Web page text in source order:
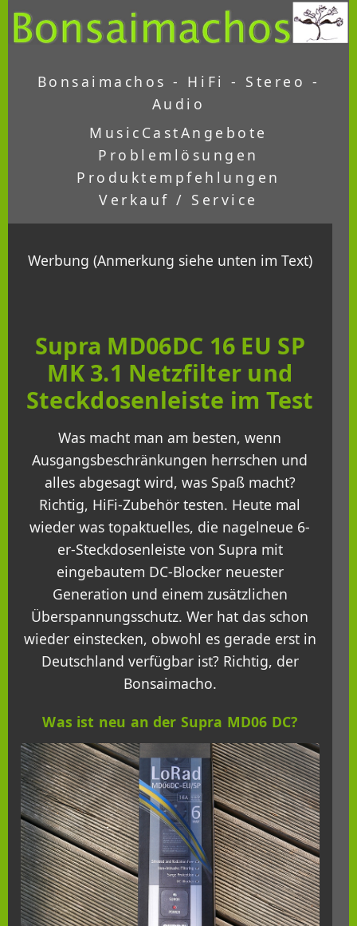
Bonsaimachos - HiFi - Stereo -
Audio
MusicCastAngebote
Problemlösungen
Produktempfehlungen
Verkauf / Service
Werbung (Anmerkung siehe unten im Text)
Supra MD06DC 16 EU SP
MK 3.1 Netzfilter und
Steckdosenleiste im Test
Was macht man am besten, wenn
Ausgangsbeschränkungen herrschen und
alles abgesagt wird, was Spaß macht?
Richtig, HiFi-Zubehör testen. Heute mal
wieder was topaktuelles, die nagelneue 6-
er-Steckdosenleiste von Supra mit
eingebautem DC-Blocker neuester
Generation und einem zusätzlichen
Überspannungsschutz. Wer hat das schon
wieder einstecken, obwohl es gerade erst in
Deutschland verfügbar ist? Richtig, der
Bonsaimacho.
Was ist neu an der Supra MD06 DC?